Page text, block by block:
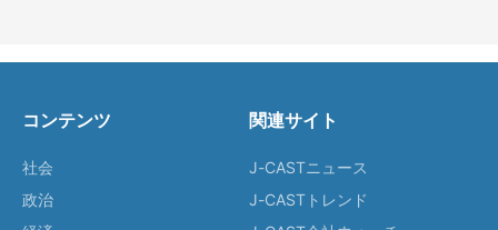
コンテンツ
社会
政治
関連サイト
J-CASTニュース
J-CASTトレンド